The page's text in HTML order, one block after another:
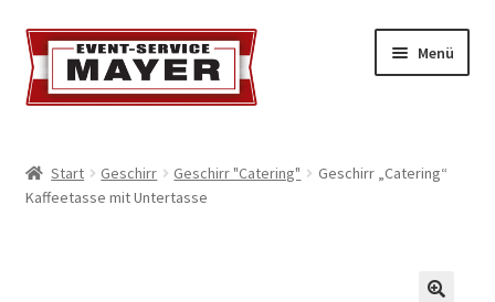
Menü
Event-Service
Start Geschirr Geschirr "Catering"
Geschirr „Catering“
Kaffeetasse mit Untertasse